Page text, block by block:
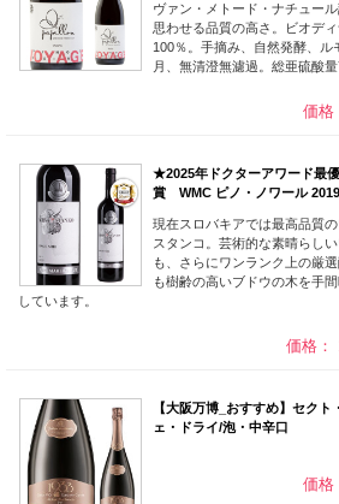
ヴァン・メトード・ナチュー
思わせる品質の高さ。ビオデ
100％。手摘み、自然発酵、
月、無清澄無濾過。総亜硫酸量
価格
★2025年ドクターアワード最
賞 WMC ピノ・ノワール
現在スロバキアでは最高品質
スタンコ。芸術的な素晴らし
も、さらにワンランク上の厳
も樹齢の高いブドウの木を手
しています。
価格：
【大阪万博_おすすめ】セク
ェ・ドライ/泡・中辛口
価格